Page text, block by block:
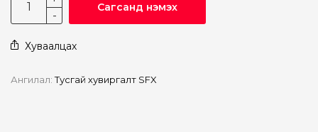
Сагсанд нэмэх
Хуваалцах
Ангилал:Тусгай хувиргалт SFX